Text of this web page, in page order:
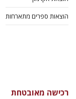
הוצאות ספרים מתארחות
רכישה מאובטחת